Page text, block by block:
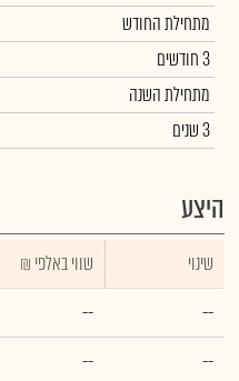
מתחילת החודש
3 חודשים
מתחילת השנה
3 שנים
היצע
שינוי ₪ שווי באלפי
--
--
--
--